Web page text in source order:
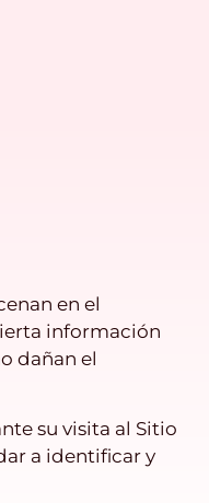
en el
información
dañan el
su visita al Sitio
a identificar y